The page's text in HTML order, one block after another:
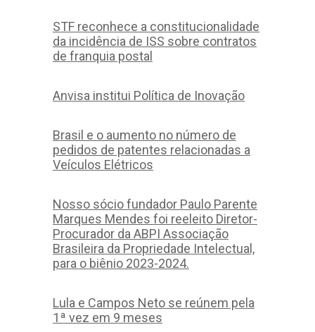
STF reconhece a constitucionalidade
da incidência de ISS sobre contratos
de franquia postal
Anvisa institui Política de Inovação
Brasil e o aumento no número de
pedidos de patentes relacionadas a
Veículos Elétricos
Nosso sócio fundador Paulo Parente
Marques Mendes foi reeleito Diretor-
Procurador da ABPI Associação
Brasileira da Propriedade Intelectual,
para o biênio 2023-2024.
Lula e Campos Neto se reúnem pela
1ª vez em 9 meses